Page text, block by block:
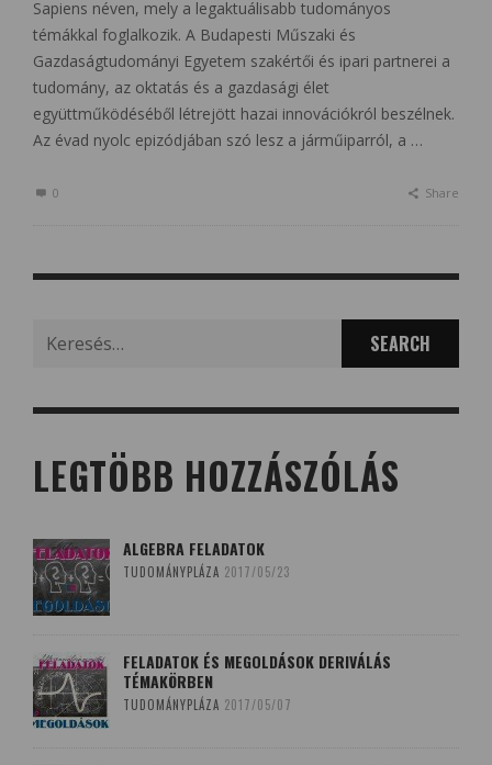
Sapiens néven, mely a legaktuálisabb tudományos
témákkal foglalkozik. A Budapesti Műszaki és
Gazdaságtudományi Egyetem szakértői és ipari partnerei a
tudomány, az oktatás és a gazdasági élet
együttműködéséből létrejött hazai innovációkról beszélnek.
Az évad nyolc epizódjában szó lesz a járműiparról, a …
0 Share
LEGTÖBB HOZZÁSZÓLÁS
ALGEBRA FELADATOK
TUDOMÁNYPLÁZA 2017/05/23
FELADATOK ÉS MEGOLDÁSOK DERIVÁLÁS
TÉMAKÖRBEN
TUDOMÁNYPLÁZA 2017/05/07